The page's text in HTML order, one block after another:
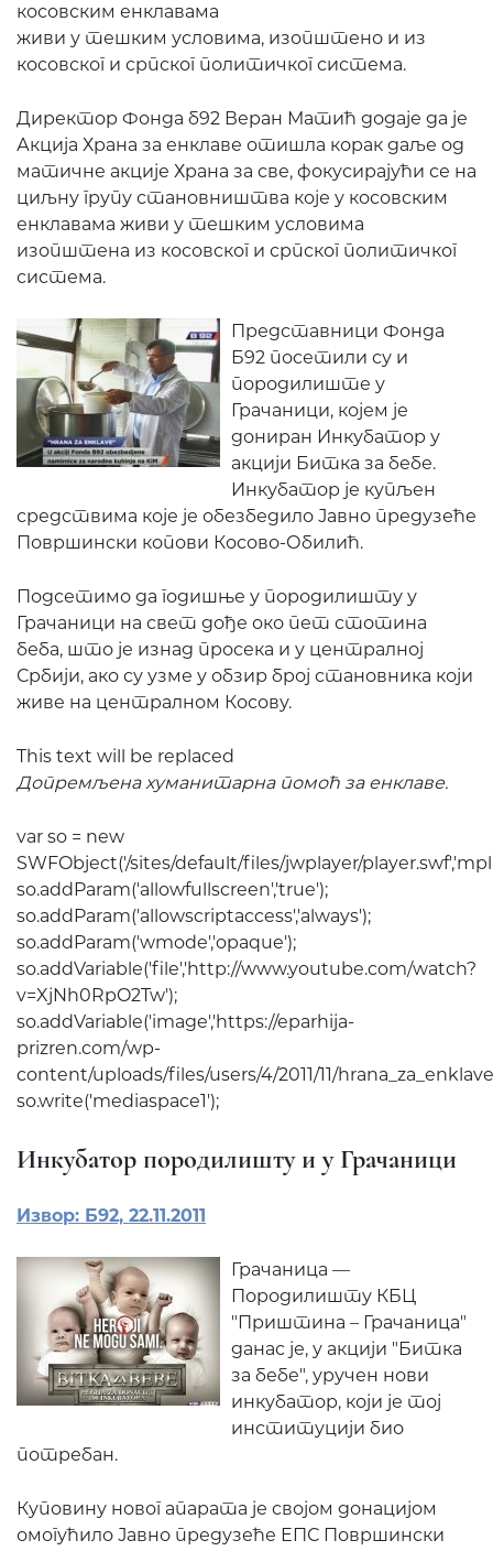
косовским енклавама
живи у тешким условима, изопштено и из
косовског и српског политичког система.
Директор Фонда б92 Веран Матић додаје да је
Акција Храна за енклаве отишла корак даље од
матичне акције Храна за све, фокусирајући се на
циљну групу становништва које у косовским
енклавама живи у тешким условима
изопштена из косовског и српског политичког
система.
Представници Фонда
Б92 посетили су и
породилиште у
Грачаници, којем је
дониран Инкубатор у
акцији Битка за бебе.
Инкубатор је купљен
средствима које је обезбедило Јавно предузеће
Површински копови Косово-Обилић.
Подсетимо да годишње у породилишту у
Грачаници на свет дође око пет стотина
беба, што је изнад просека и у централној
Србији, ако су узме у обзир број становника који
живе на централном Косову.
This text will be replaced
Допремљена хуманитарна помоћ за енклаве.
var so = new
SWFObject('/sites/default/files/jwplayer/
so.addParam('allowfullscreen','true');
so.addParam('allowscriptaccess','always');
so.addParam('wmode','opaque');
so.addVariable('file','http://www.youtube.com/watch?
v=XjNh0RpO2Tw');
so.addVariable('image','https://eparhija-
prizren.com/wp-
content/uploads/files/users/4/2011/11/
so.write('mediaspace1');
Инкубатор породилишту и у Грачаници
Извор: Б92, 22.11.2011
Грачаница —
Породилишту КБЦ
"Приштина – Грачаница"
данас је, у акцији "Битка
за бебе", уручен нови
инкубатор, који је тој
институцији био
потребан.
Куповину новог апарата је својом донацијом
омогућило Јавно предузеће ЕПС Површински